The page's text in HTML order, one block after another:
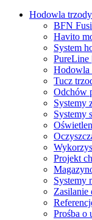
Hodowla trzody
BFN
Havito
System
PureLine
Hodowla
Tucz
Odchów
Systemy
Systemy
Projekt
Systemy
Zasilanie
Prośba o